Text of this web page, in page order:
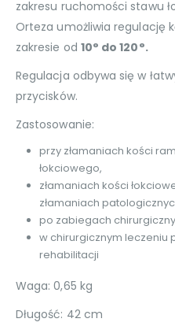
zakresu ruchomości stawu
Orteza umożliwia regulację
zakresie od 10° do 120°.
Regulacja odbywa się w
przycisków.
Zastosowanie:
przy złamaniach kości
łokciowego,
złamaniach kości
złamaniach
po zabiegach
w chirurgicznym leczeniu
rehabilitacji
Waga: 0,65 kg
Długość: 42 cm